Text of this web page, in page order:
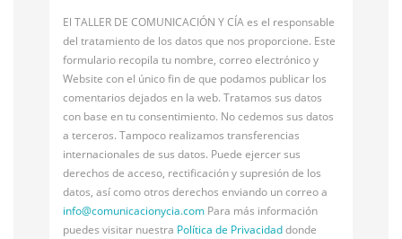
El TALLER DE COMUNICACIÓN Y CÍA es el responsable
del tratamiento de los datos que nos proporcione. Este
formulario recopila tu nombre, correo electrónico y
Website con el único fin de que podamos publicar los
comentarios dejados en la web. Tratamos sus datos
con base en tu consentimiento. No cedemos sus datos
a terceros. Tampoco realizamos transferencias
internacionales de sus datos. Puede ejercer sus
derechos de acceso, rectificación y supresión de los
datos, así como otros derechos enviando un correo a
info@comunicacionycia.com Para más información
puedes visitar nuestra Política de Privacidaddonde